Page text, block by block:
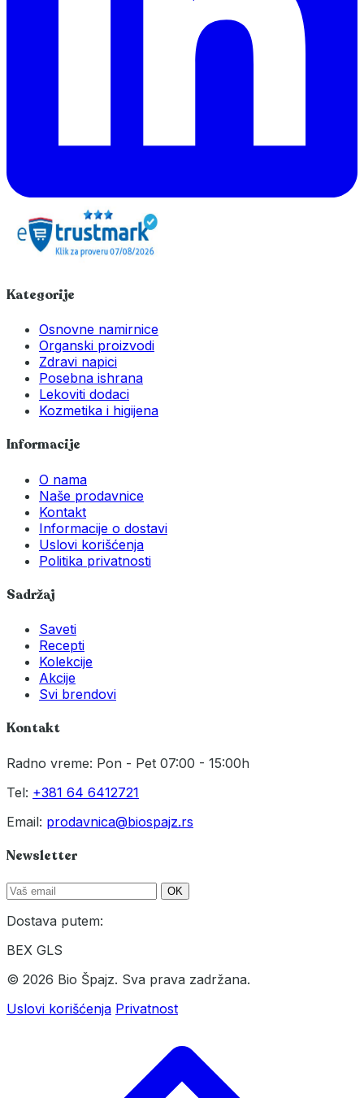
Kategorije
Osnovne namirnice
Organski proizvodi
Zdravi napici
Posebna ishrana
Lekoviti dodaci
Kozmetika i higijena
Informacije
O nama
Naše prodavnice
Kontakt
Informacije o dostavi
Uslovi korišćenja
Politika privatnosti
Sadržaj
Saveti
Recepti
Kolekcije
Akcije
Svi brendovi
Kontakt
Radno vreme: Pon - Pet 07:00 - 15:00h
Tel: +381 64 6412721
Email: prodavnica@biospajz.rs
Newsletter
OK
Dostava putem:
BEX GLS
© 2026 Bio Špajz. Sva prava zadržana.
Uslovi korišćenja Privatnost